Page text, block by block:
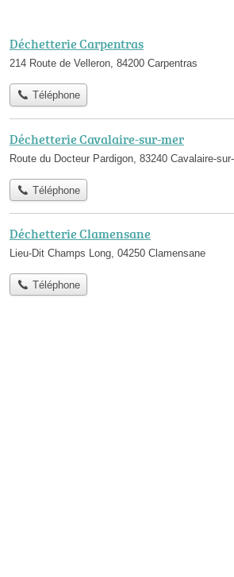
Déchetterie Carpentras
214 Route de Velleron, 84200 Carpentras
Téléphone
Déchetterie Cavalaire-sur-mer
Route du Docteur Pardigon, 83240 Cavalaire-
Téléphone
Déchetterie Clamensane
Lieu-Dit Champs Long, 04250 Clamensane
Téléphone